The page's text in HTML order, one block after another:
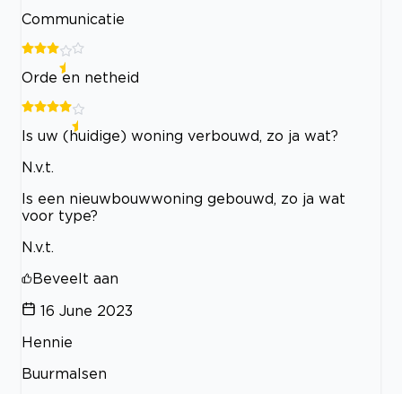
Communicatie
Orde en netheid
Is uw (huidige) woning verbouwd, zo ja wat?
N.v.t.
Is een nieuwbouwwoning gebouwd, zo ja wat
voor type?
N.v.t.
Beveelt aan
16 June 2023
Hennie
Buurmalsen